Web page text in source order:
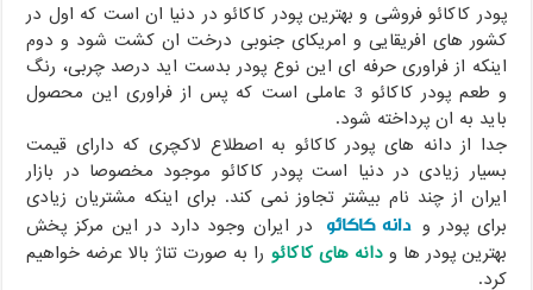
پودر کاکائو فروشی و بهترین پودر کاکائو در دنیا ان است که اول در
کشور های افریقایی و امریکای جنوبی درخت ان کشت شود و دوم
اینکه از فراوری حرفه ای این نوع پودر بدست اید درصد چربی، رنگ
و طعم پودر کاکائو 3 عاملی است که پس از فراوری این محصول
باید به ان پرداخته شود.
جدا از دانه های پودر کاکائو به اصطلاع لاکچری که دارای قیمت
بسیار زیادی در دنیا است پودر کاکائو موجود مخصوصا در بازار
ایران از چند نام بیشتر تجاوز نمی کند. برای اینکه مشتریان زیادی
برای پودر و دانه کاکائو در ایران وجود دارد در این مرکز پخش
بهترین پودر ها ودانه های کاکائو را به صورت تناژ بالا عرضه خواهیم
کرد.